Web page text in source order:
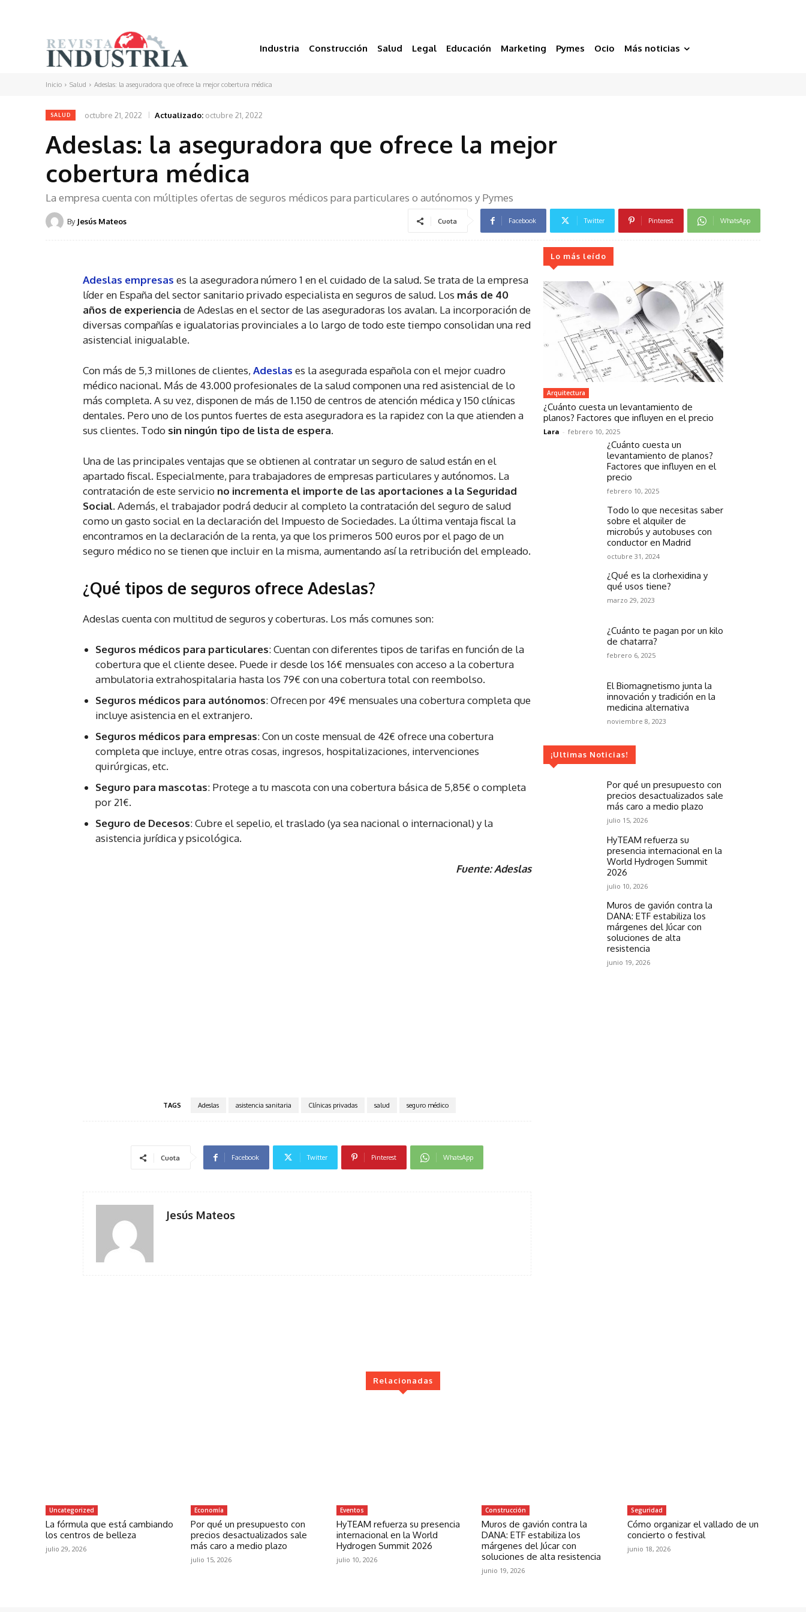
Industria Construcción Salud Legal Educación Marketing Pymes Ocio Más noticias
Inicio Salud Adeslas: la aseguradora que ofrece la mejor cobertura médica
SALUD octubre 21, 2022 Actualizado: octubre 21, 2022
Adeslas: la aseguradora que ofrece la mejor
cobertura médica
La empresa cuenta con múltiples ofertas de seguros médicos para particulares o autónomos y Pymes
By Jesús Mateos Cuota Facebook Twitter Pinterest WhatsApp
Adeslas empresas es la aseguradora número 1 en el cuidado de la salud. Se trata de la empresa
líder en España del sector sanitario privado especialista en seguros de salud. Los más de 40
años de experiencia de Adeslas en el sector de las aseguradoras los avalan. La incorporación de
diversas compañías e igualatorias provinciales a lo largo de todo este tiempo consolidan una red
asistencial inigualable.
Con más de 5,3 millones de clientes, Adeslas es la asegurada española con el mejor cuadro
médico nacional. Más de 43.000 profesionales de la salud componen una red asistencial de lo
más completa. A su vez, disponen de más de 1.150 de centros de atención médica y 150 clínicas
dentales. Pero uno de los puntos fuertes de esta aseguradora es la rapidez con la que atienden a
sus clientes. Todo sin ningún tipo de lista de espera.
Una de las principales ventajas que se obtienen al contratar un seguro de salud están en el
apartado fiscal. Especialmente, para trabajadores de empresas particulares y autónomos. La
contratación de este servicio no incrementa el importe de las aportaciones a la Seguridad
Social. Además, el trabajador podrá deducir al completo la contratación del seguro de salud
como un gasto social en la declaración del Impuesto de Sociedades. La última ventaja fiscal la
encontramos en la declaración de la renta, ya que los primeros 500 euros por el pago de un
seguro médico no se tienen que incluir en la misma, aumentando así la retribución del empleado.
¿Qué tipos de seguros ofrece Adeslas?
Adeslas cuenta con multitud de seguros y coberturas. Los más comunes son:
Seguros médicos para particulares: Cuentan con diferentes tipos de tarifas en función de la
cobertura que el cliente desee. Puede ir desde los 16€ mensuales con acceso a la cobertura
ambulatoria extrahospitalaria hasta los 79€ con una cobertura total con reembolso.
Seguros médicos para autónomos: Ofrecen por 49€ mensuales una cobertura completa que
incluye asistencia en el extranjero.
Seguros médicos para empresas: Con un coste mensual de 42€ ofrece una cobertura
completa que incluye, entre otras cosas, ingresos, hospitalizaciones, intervenciones
quirúrgicas, etc.
Seguro para mascotas: Protege a tu mascota con una cobertura básica de 5,85€ o completa
por 21€.
Seguro de Decesos: Cubre el sepelio, el traslado (ya sea nacional o internacional) y la
asistencia jurídica y psicológica.
Fuente: Adeslas
TAGS Adeslas asistencia sanitaria Clínicas privadas salud seguro médico
Cuota Facebook Twitter Pinterest WhatsApp
Jesús Mateos
Lo más leído
Arquitectura
¿Cuánto cuesta un levantamiento de
planos? Factores que influyen en el precio
Lara - febrero 10, 2025
¿Cuánto cuesta un
levantamiento de planos?
Factores que influyen en el
precio
febrero 10, 2025
Todo lo que necesitas saber
sobre el alquiler de
microbús y autobuses con
conductor en Madrid
octubre 31, 2024
¿Qué es la clorhexidina y
qué usos tiene?
marzo 29, 2023
¿Cuánto te pagan por un kilo
de chatarra?
febrero 6, 2025
El Biomagnetismo junta la
innovación y tradición en la
medicina alternativa
noviembre 8, 2023
¡Ultimas Noticias!
Por qué un presupuesto con
precios desactualizados sale
más caro a medio plazo
julio 15, 2026
HyTEAM refuerza su
presencia internacional en la
World Hydrogen Summit
2026
julio 10, 2026
Muros de gavión contra la
DANA: ETF estabiliza los
márgenes del Júcar con
soluciones de alta
resistencia
junio 19, 2026
Relacionadas
Uncategorized
La fórmula que está cambiando
los centros de belleza
julio 29, 2026
Economía
Por qué un presupuesto con
precios desactualizados sale
más caro a medio plazo
julio 15, 2026
Eventos
HyTEAM refuerza su presencia
internacional en la World
Hydrogen Summit 2026
julio 10, 2026
Construcción
Muros de gavión contra la
DANA: ETF estabiliza los
márgenes del Júcar con
soluciones de alta resistencia
junio 19, 2026
Seguridad
Cómo organizar el vallado de un
concierto o festival
junio 18, 2026